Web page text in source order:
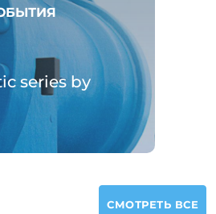
series by
СМОТРЕТЬ ВСЕ